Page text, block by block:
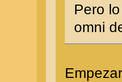
Pero
omni